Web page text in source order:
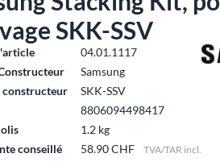
SKK-SSV
04.01.1117
Samsung
constructeur
SKK-SSV
8806094498417
1.2 kg
conseillé
58.90 CHF TVA/TAR incl.